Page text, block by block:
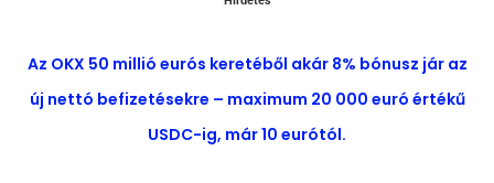
Az OKX 50 millió eurós keretéből akár 8% bónusz jár az
új nettó befizetésekre – maximum 20 000 euró értékű
USDC-ig, már 10 eurótól.